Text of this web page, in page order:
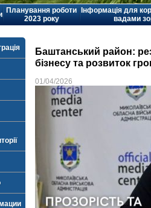
Планування роботи
2023 року
Інформація для
вадами
Баштанський район:
бізнесу та розвиток
01/04/2026